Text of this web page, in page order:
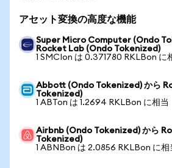
アセット変換の高度な機能
Super Micro Computer (Ondo
Rocket Lab (Ondo Tokenized)
1 SMCIon は 0.371780 RKLBon に
Abbott (Ondo Tokenized) から
Tokenized)
1 ABTon は 1.2694 RKLBon に相当
Airbnb (Ondo Tokenized) から
Tokenized)
1 ABNBon は 2.0856 RKLBon に相